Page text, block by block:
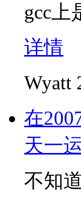
gcc上
详情
Wyatt
在
天一
不知